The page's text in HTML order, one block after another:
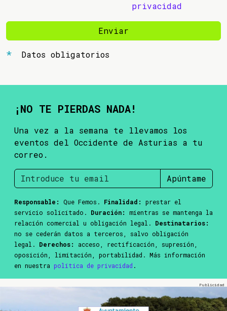
privacidad
Enviar
Datos obligatorios
¡NO TE PIERDAS NADA!
Una vez a la semana te llevamos los
eventos del Occidente de Asturias a tu
correo.
Apúntame
Responsable: Que Femos. Finalidad:
prestar el
servicio solicitado. Duración:
mientras se mantenga la
relación comercial u obligación legal. Destinatarios:
no se cederán datos a terceros, salvo obligación
legal. Derechos:
acceso, rectificación, supresión,
oposición, limitación, portabilidad. Más información
en nuestra política de privacidad .